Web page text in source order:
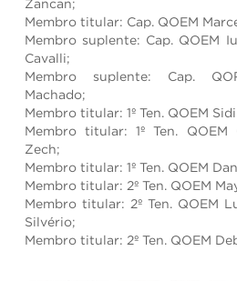
Zancan;
Membro titular: Cap. QOEM
Membro suplente: Cap. QOEM
Cavalli;
Membro suplente: Cap.
Machado;
Membro titular: 1º Ten. QOEM
Membro titular: 1º Ten.
Zech;
Membro titular: 1º Ten. QOEM
Membro titular: 2º Ten. QOEM
Membro titular: 2º Ten. QOEM
Silvério;
Membro titular: 2º Ten. QOEM